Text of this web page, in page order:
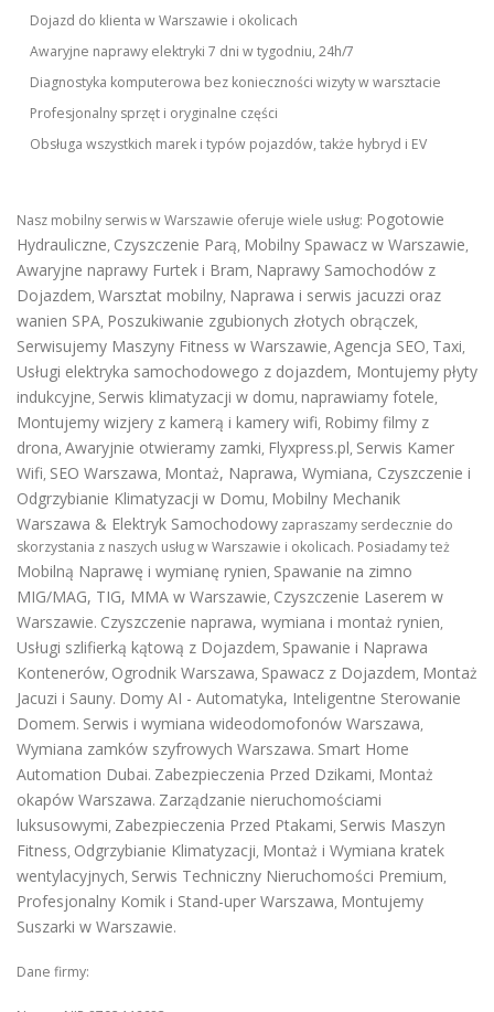
Dojazd do klienta w Warszawie i okolicach
Awaryjne naprawy elektryki 7 dni w tygodniu, 24h/7
Diagnostyka komputerowa bez konieczności wizyty w warsztacie
Profesjonalny sprzęt i oryginalne części
Obsługa wszystkich marek i typów pojazdów, także hybryd i EV
Nasz mobilny serwis w Warszawie oferuje wiele usług: Pogotowie
Hydrauliczne, Czyszczenie Parą, Mobilny Spawacz w Warszawie,
Awaryjne naprawy Furtek i Bram, Naprawy Samochodów z
Dojazdem, Warsztat mobilny, Naprawa i serwis jacuzzi oraz
wanien SPA, Poszukiwanie zgubionych złotych obrączek,
Serwisujemy Maszyny Fitness w Warszawie, Agencja SEO, Taxi,
Usługi elektryka samochodowego z dojazdem, Montujemy płyty
indukcyjne, Serwis klimatyzacji w domu, naprawiamy fotele,
Montujemy wizjery z kamerą i kamery wifi, Robimy filmy z
drona, Awaryjnie otwieramy zamki, Flyxpress.pl, Serwis Kamer
Wifi, SEO Warszawa, Montaż, Naprawa, Wymiana, Czyszczenie i
Odgrzybianie Klimatyzacji w Domu, Mobilny Mechanik
Warszawa & Elektryk Samochodowy zapraszamy serdecznie do
skorzystania z naszych usług w Warszawie i okolicach. Posiadamy też
Mobilną Naprawę i wymianę rynien, Spawanie na zimno
MIG/MAG, TIG, MMA w Warszawie, Czyszczenie Laserem w
Warszawie. Czyszczenie naprawa, wymiana i montaż rynien,
Usługi szlifierką kątową z Dojazdem, Spawanie i Naprawa
Kontenerów, Ogrodnik Warszawa, Spawacz z Dojazdem, Montaż
Jacuzi i Sauny. Domy AI - Automatyka, Inteligentne Sterowanie
Domem. Serwis i wymiana wideodomofonów Warszawa,
Wymiana zamków szyfrowych Warszawa. Smart Home
Automation Dubai. Zabezpieczenia Przed Dzikami, Montaż
okapów Warszawa. Zarządzanie nieruchomościami
luksusowymi, Zabezpieczenia Przed Ptakami, Serwis Maszyn
Fitness, Odgrzybianie Klimatyzacji, Montaż i Wymiana kratek
wentylacyjnych, Serwis Techniczny Nieruchomości Premium,
Profesjonalny Komik i Stand-uper Warszawa, Montujemy
Suszarki w Warszawie.
Dane firmy: